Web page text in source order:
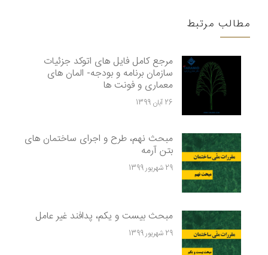
مطالب مرتبط
مرجع کامل فایل های اتوکد جزئیات
سازمان برنامه و بودجه- المان های
معماری و فونت ها
26 آبان 1399
مبحث نهم، طرح و اجرای ساختمان های
بتن آرمه
29 شهریور 1399
مبحث بیست و یکم، پدافند غیر عامل
29 شهریور 1399